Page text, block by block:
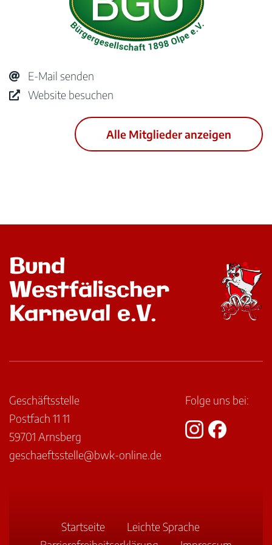
E-Mail senden
Website besuchen
Alle Mitglieder anzeigen
Bund
Westfälischer
Karneval e.V.
Geschäftsstelle
Postfach 11 11
59701 Arnsberg
geschaeftsstelle@bwk-online.de
Folge uns bei:
Startseite
Leichte Sprache